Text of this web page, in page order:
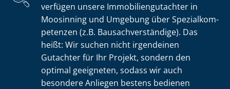
verfügen unsere Im­mo­bi­li­en­gut­ach­ter in
Moosinning und Umgebung über Spe­zi­al­kom­
pe­ten­zen (z.B. Bau­sach­ver­stän­di­ge). Das
heißt: Wir suchen nicht irgendeinen
Gutachter für Ihr Projekt, sondern den
optimal geeigneten, sodass wir auch
besondere Anliegen bestens bedienen